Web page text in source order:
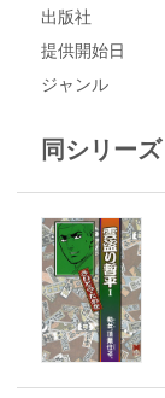
出版社
提供開始日
ジャンル
同シリーズ